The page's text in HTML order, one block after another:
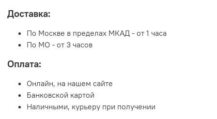
Доставка:
По Москве в пределах МКАД - от 1 часа
По МО - от 3 часов
Оплата:
Онлайн, на нашем сайте
Банковской картой
Наличными, курьеру при получении